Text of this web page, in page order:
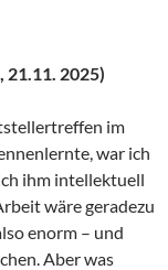
2025)
im
war ich
ihm intellektuell
wäre geradezu
enorm – und
Aber was